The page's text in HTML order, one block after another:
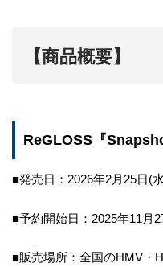
【商品概要】
ReGLOSS『
■発売日：2026年2月25日(
■予約開始日：2025年11月
■販売場所：全国のHMV・